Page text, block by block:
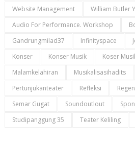
Website Management
William Butler
Audio For Performance. Workshop
Gandrungmilad37
Infinityspace
Konser
Konser Musik Koser
Malamkelahiran
Musikalisasihadits
Pertunjukanteater
Refleksi
Semar Gugat
Soundoutlout
Studipanggung 35
Teater Keliling